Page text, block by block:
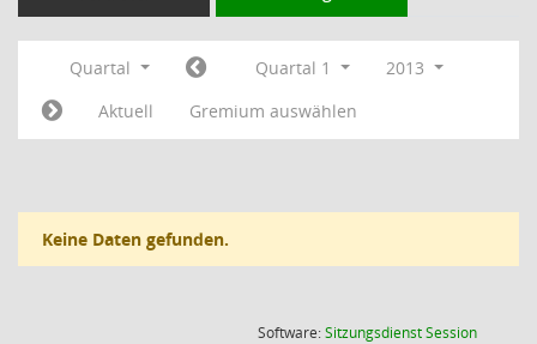
Quartal Quartal 1
2013
Aktuell
Gremium auswählen
Keine Daten gefunden.
Software:SitzungsdienstSession(Wird in